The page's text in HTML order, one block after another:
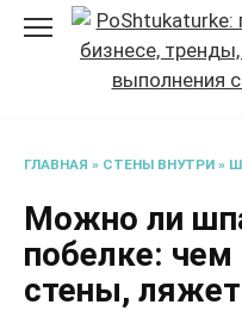
Перейти
содержанию
ГЛАВНАЯ » СТЕНЫ ВНУТРИ »
Можно ли
побелке:
стены, ляжет